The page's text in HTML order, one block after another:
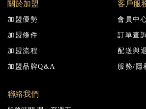
關於加盟
加盟優勢
加盟條件
加盟流程
加盟品牌Q&A
客戶服
會員中
訂單查
配送與
服務/隱
聯絡我們